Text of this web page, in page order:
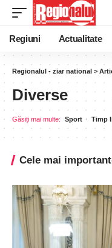
Regiuni Actualitate
Regionalul - ziar national >
Diverse
Găsiți mai multe: Sport Timp
Cele mai